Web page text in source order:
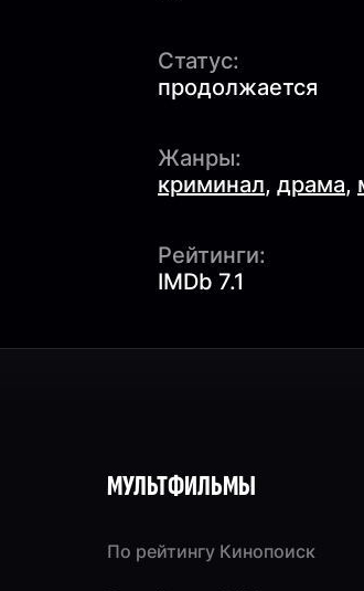
Статус:
продолжается
Жанры:
криминал, драма,
Рейтинги:
IMDb 7.1
МУЛЬТФИЛЬМЫ
По рейтингу Кинопоиск